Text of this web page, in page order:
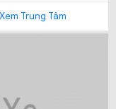
Xem Trung Tâm